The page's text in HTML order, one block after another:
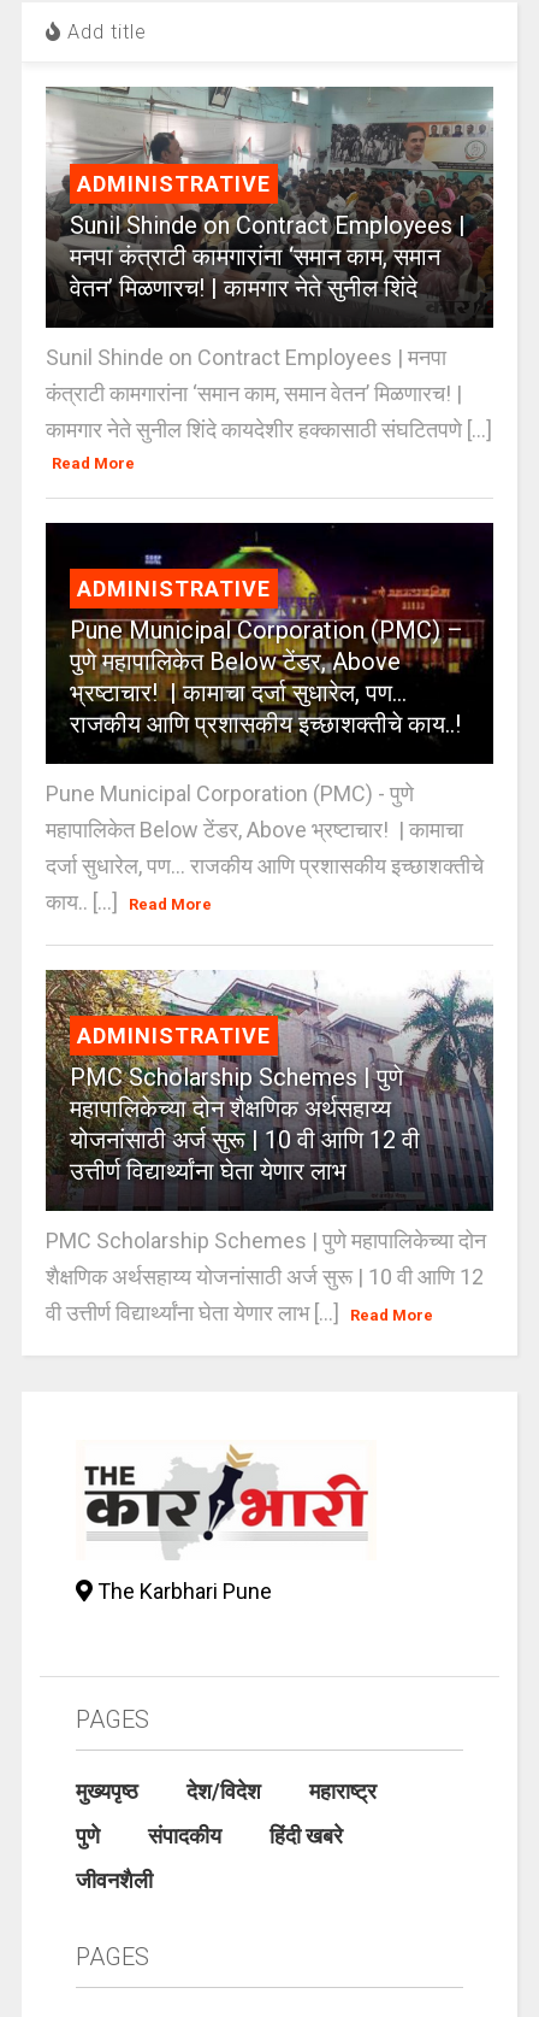
Add title
ADMINISTRATIVE
Sunil Shinde on Contract Employees |
मनपा कंत्राटी कामगारांना ‘समान काम, समान
वेतन’ मिळणारच! | कामगार नेते सुनील शिंदे
Sunil Shinde on Contract Employees | मनपा
कंत्राटी कामगारांना ‘समान काम, समान वेतन’ मिळणारच! |
कामगार नेते सुनील शिंदे कायदेशीर हक्कासाठी संघटितपणे [...]
Read More
ADMINISTRATIVE
Pune Municipal Corporation (PMC) –
पुणे महापालिकेत Below टेंडर, Above
भ्रष्टाचार! | कामाचा दर्जा सुधारेल, पण…
राजकीय आणि प्रशासकीय इच्छाशक्तीचे काय..!
Pune Municipal Corporation (PMC) - पुणे
महापालिकेत Below टेंडर, Above भ्रष्टाचार! | कामाचा
दर्जा सुधारेल, पण… राजकीय आणि प्रशासकीय इच्छाशक्तीचे
काय.. [...]
Read More
ADMINISTRATIVE
PMC Scholarship Schemes | पुणे
महापालिकेच्या दोन शैक्षणिक अर्थसहाय्य
योजनांसाठी अर्ज सुरू | 10 वी आणि 12 वी
उत्तीर्ण विद्यार्थ्यांना घेता येणार लाभ
PMC Scholarship Schemes | पुणे महापालिकेच्या दोन
शैक्षणिक अर्थसहाय्य योजनांसाठी अर्ज सुरू | 10 वी आणि 12
वी उत्तीर्ण विद्यार्थ्यांना घेता येणार लाभ [...]
Read More
The Karbhari Pune
PAGES
मुख्यपृष्ठ देश/विदेश
महाराष्ट्र
पुणे
संपादकीय
हिंदी खबरे
जीवनशैली
PAGES